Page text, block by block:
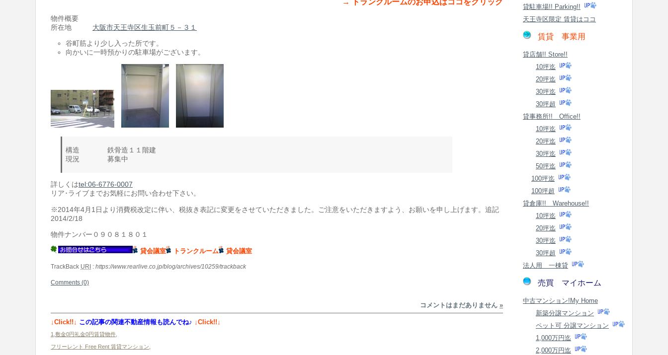
→ トランクルームのお申込はココをクリック
物件概要
所在地 大阪市天王寺区生玉前町５－３１
谷町筋より少し入った所です。
向かいに一時預かりの駐車場がございます。
構造 鉄骨造１１階建
現況 募集中
詳しくはtel:06-6776-0007
リア･ライブまでお気軽にお問い合わせ下さい。
※2014年4月1日より消費税改定に伴い、税抜き表記に変更をさせていただきました。ご注意をいただきますよう、お願いを申し上げます。追記
2014/2/18
物件ナンバー０９０８１８０１
貸会議室 トランクルーム 貸会議室
TrackBack URI : https://www.rearlive.co.jp/blog/archives/10259/trackback
Comments (0)
コメントはまだありません »
↓Click!!↓ この記事の関連不動産情報も読んでね♪ ↓Click!!↓
1,敷金0円礼金0円賃貸物件
フリーレント Free Rent 賃貸マンション
貸駐車場!! Parking!!
天王寺区限定 賃貸はココ
賃貸 事業用
貸店舗!! Store!!
10坪迄
20坪迄
30坪迄
30坪超
貸事務所!! Office!!
10坪迄
20坪迄
30坪迄
50坪迄
100坪迄
100坪超
貸倉庫!! Warehouse!!
10坪迄
20坪迄
30坪迄
30坪超
法人用 一棟貸
売買 マイホーム
中古マンション!My Home
新築分譲マンション
ペット可 分譲マンション
1,000万円迄
2,000万円迄